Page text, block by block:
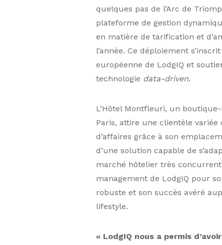
quelques pas de l’Arc de
plateforme de gestion
en matière de tarification et
l’année. Ce déploiement
européenne de LodgIQ et
technologie data-driven.
L’Hôtel Montfleuri, un
Paris, attire une clientèle
d’affaires grâce à son
d’une solution capable de
marché hôtelier très
management de LodgIQ pour
robuste et son succès avéré
lifestyle.
« LodgIQ nous a permis